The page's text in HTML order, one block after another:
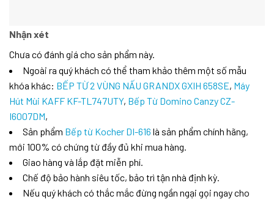
Nhận xét
Chưa có đánh giá cho sản phẩm này.
Ngoài ra quý khách có thể tham khảo thêm một số mẫu
khóa khác: BẾP TỪ 2 VÙNG NẤU GRANDX GXIH 658SE, Máy
Hút Mùi KAFF KF-TL747UTY, Bếp Từ Domino Canzy CZ-
I6007DM,
Sản phẩm Bếp từ Kocher DI-616 là sản phẩm chính hãng,
mới 100% có chứng từ đầy đủ khi mua hàng.
Giao hàng và lắp đặt miễn phí.
Chế độ bảo hành siêu tốc, bảo trì tận nhà định kỳ.
Nếu quý khách có thắc mắc đừng ngần ngại gọi ngay cho